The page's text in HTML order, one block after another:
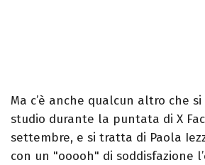
Ma c’è anche qualcun altro che
studio durante la puntata di X
settembre, e si tratta di Paola
con un "ooooh" di soddisfazione